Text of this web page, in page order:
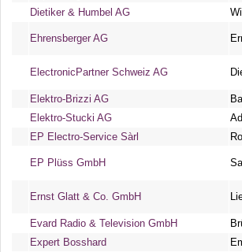
Dietiker & Humbel AG
Ehrensberger AG
ElectronicPartner Schweiz AG
Elektro-Brizzi AG
Elektro-Stucki AG
EP Electro-Service Sàrl
EP Plüss GmbH
Ernst Glatt & Co. GmbH
Evard Radio & Television GmbH
Expert Bosshard